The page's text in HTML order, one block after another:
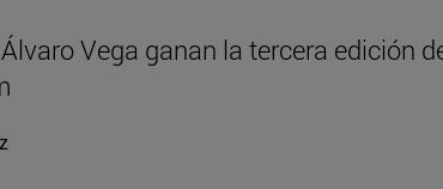
Vega ganan la tercera edición